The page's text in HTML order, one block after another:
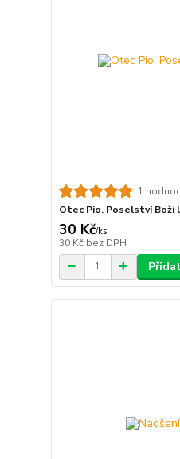
1
Otec Pio. Poselství Boží
30 Kč/ks
30 Kč bez DPH